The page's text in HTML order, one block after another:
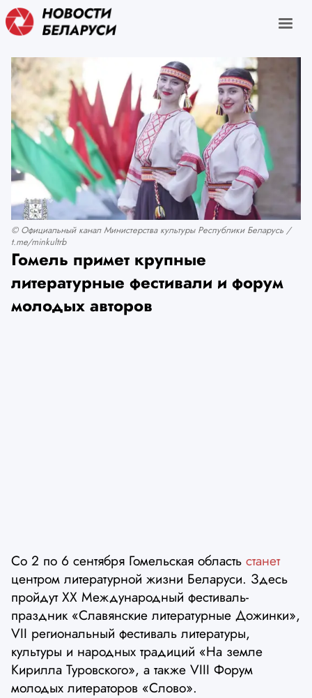
© Официальный канал Министерства культуры Республики Беларусь /
t.me/minkultrb
Гомель примет крупные
литературные фестивали и форум
молодых авторов
Со 2 по 6 сентября Гомельская область станет
центром литературной жизни Беларуси. Здесь
пройдут XX Международный фестиваль-
праздник «Славянские литературные Дожинки»,
VII региональный фестиваль литературы,
культуры и народных традиций «На земле
Кирилла Туровского», а также VIII Форум
молодых литераторов «Слово».